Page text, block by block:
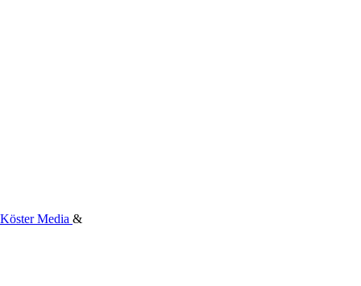
Köster Media &